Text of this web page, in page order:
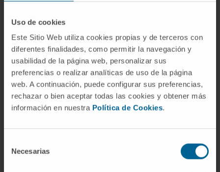
Uso de cookies
Este Sitio Web utiliza cookies propias y de terceros con
diferentes finalidades, como permitir la navegación y
usabilidad de la página web, personalizar sus
preferencias o realizar analíticas de uso de la página
web. A continuación, puede configurar sus preferencias,
rechazar o bien aceptar todas las cookies y obtener más
información en nuestra Política de Cookies.
Necesarias
that rCT-1 could be a molecule with potential
therapeutic application in inflammatory
conditions.-Carneros, D., Santamaría, E. M.,
Larequi, E., Vélez-Ortiz, J. M., Reboredo, M.,
Mancheño, U., Perugorria, M. J., Navas, P.,
Romero-Gómez, M., Prieto, J., Hervás-Stubbs,
S., Bustos, M. Cardiotrophin-1 is an anti-
CITA DEL ARTÍCULO